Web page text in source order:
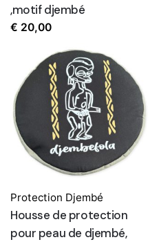
,motif djembé
€ 20,00
Protection Djembé
Housse de protection
pour peau de djembé,